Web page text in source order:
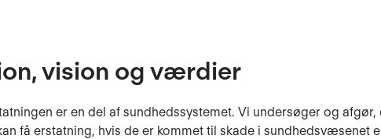
vision og værdier
er en del af sundhedssystemet. Vi undersøger og afgør,
få erstatning, hvis de er kommet til skade i sundhedsvæsenet